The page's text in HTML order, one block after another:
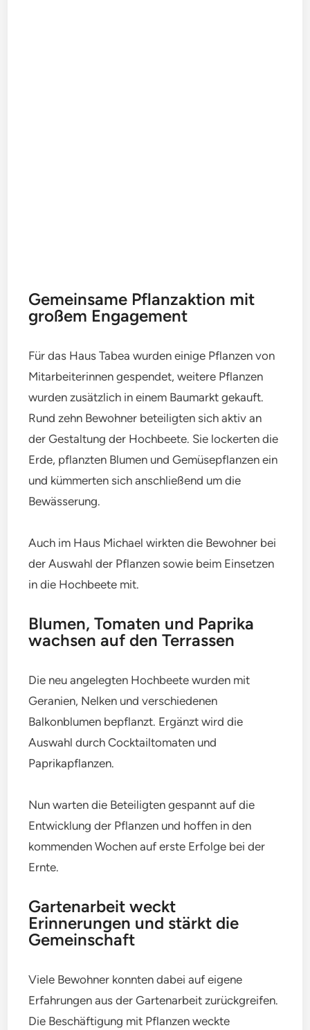
Gemeinsame Pflanzaktion mit
großem Engagement
Für das Haus Tabea wurden einige Pflanzen von
Mitarbeiterinnen gespendet, weitere Pflanzen
wurden zusätzlich in einem Baumarkt gekauft.
Rund zehn Bewohner beteiligten sich aktiv an
der Gestaltung der Hochbeete. Sie lockerten die
Erde, pflanzten Blumen und Gemüsepflanzen ein
und kümmerten sich anschließend um die
Bewässerung.
Auch im Haus Michael wirkten die Bewohner bei
der Auswahl der Pflanzen sowie beim Einsetzen
in die Hochbeete mit.
Blumen, Tomaten und Paprika
wachsen auf den Terrassen
Die neu angelegten Hochbeete wurden mit
Geranien, Nelken und verschiedenen
Balkonblumen bepflanzt. Ergänzt wird die
Auswahl durch Cocktailtomaten und
Paprikapflanzen.
Nun warten die Beteiligten gespannt auf die
Entwicklung der Pflanzen und hoffen in den
kommenden Wochen auf erste Erfolge bei der
Ernte.
Gartenarbeit weckt
Erinnerungen und stärkt die
Gemeinschaft
Viele Bewohner konnten dabei auf eigene
Erfahrungen aus der Gartenarbeit zurückgreifen.
Die Beschäftigung mit Pflanzen weckte